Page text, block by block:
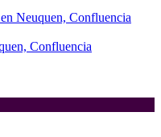
Confluencia